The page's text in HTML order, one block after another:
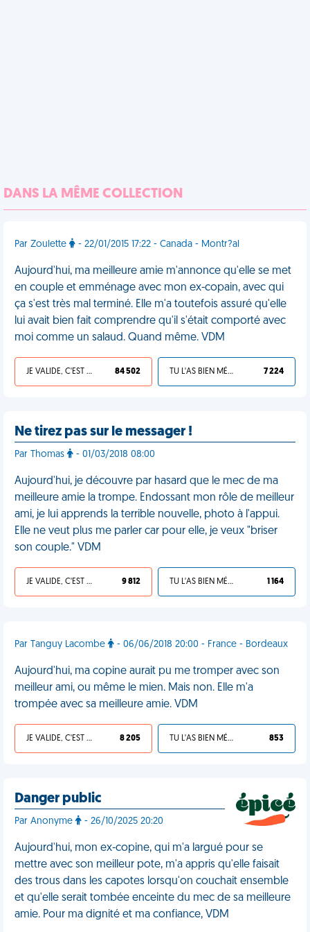
DANS LA MÊME COLLECTION
Par Zoulette - 22/01/2015 17:22 - Canada - Montr?al
Aujourd'hui, ma meilleure amie m'annonce qu'elle se met
en couple et emménage avec mon ex-copain, avec qui
ça s'est très mal terminé. Elle m'a toutefois assuré qu'elle
lui avait bien fait comprendre qu'il s'était comporté avec
moi comme un salaud. Quand même. VDM
JE VALIDE, C'EST UNE VDM 84 502 TU L'AS BIEN MÉRITÉ 7 224
Ne tirez pas sur le messager !
Par Thomas - 01/03/2018 08:00
Aujourd'hui, je découvre par hasard que le mec de ma
meilleure amie la trompe. Endossant mon rôle de meilleur
ami, je lui apprends la terrible nouvelle, photo à l'appui.
Elle ne veut plus me parler car pour elle, je veux "briser
son couple." VDM
JE VALIDE, C'EST UNE VDM 9 812 TU L'AS BIEN MÉRITÉ 1 164
Par Tanguy Lacombe - 06/06/2018 20:00 - France - Bordeaux
Aujourd'hui, ma copine aurait pu me tromper avec son
meilleur ami, ou même le mien. Mais non. Elle m'a
trompée avec sa meilleure amie. VDM
JE VALIDE, C'EST UNE VDM 8 205 TU L'AS BIEN MÉRITÉ 853
Danger public
Par Anonyme - 26/10/2025 20:20
Aujourd'hui, mon ex-copine, qui m'a largué pour se
mettre avec son meilleur pote, m'a appris qu'elle faisait
des trous dans les capotes lorsqu'on couchait ensemble
et qu'elle serait tombée enceinte du mec de sa meilleure
amie. Pour ma dignité et ma confiance, VDM